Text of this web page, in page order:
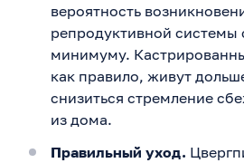
вероятность
репродуктивной системы
минимуму.
как правило, живут
снизиться стремление
из дома.
Правильный уход.